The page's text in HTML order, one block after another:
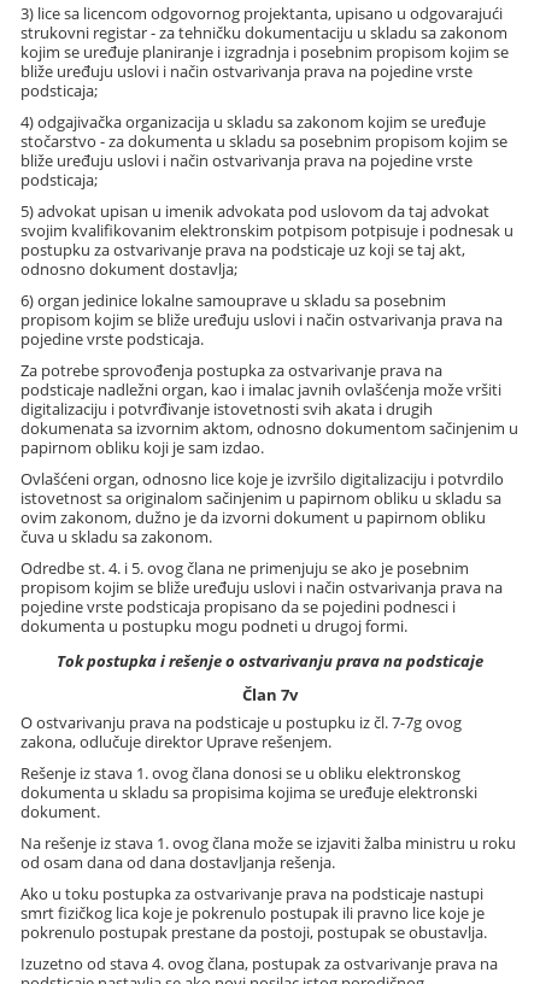
3) lice sa licencom odgovornog projektanta, upisano u odgovarajući
strukovni registar - za tehničku dokumentaciju u skladu sa zakonom
kojim se uređuje planiranje i izgradnja i posebnim propisom kojim se
bliže uređuju uslovi i način ostvarivanja prava na pojedine vrste
podsticaja;
4) odgajivačka organizacija u skladu sa zakonom kojim se uređuje
stočarstvo - za dokumenta u skladu sa posebnim propisom kojim se
bliže uređuju uslovi i način ostvarivanja prava na pojedine vrste
podsticaja;
5) advokat upisan u imenik advokata pod uslovom da taj advokat
svojim kvalifikovanim elektronskim potpisom potpisuje i podnesak u
postupku za ostvarivanje prava na podsticaje uz koji se taj akt,
odnosno dokument dostavlja;
6) organ jedinice lokalne samouprave u skladu sa posebnim
propisom kojim se bliže uređuju uslovi i način ostvarivanja prava na
pojedine vrste podsticaja.
Za potrebe sprovođenja postupka za ostvarivanje prava na
podsticaje nadležni organ, kao i imalac javnih ovlašćenja može vršiti
digitalizaciju i potvrđivanje istovetnosti svih akata i drugih
dokumenata sa izvornim aktom, odnosno dokumentom sačinjenim u
papirnom obliku koji je sam izdao.
Ovlašćeni organ, odnosno lice koje je izvršilo digitalizaciju i potvrdilo
istovetnost sa originalom sačinjenim u papirnom obliku u skladu sa
ovim zakonom, dužno je da izvorni dokument u papirnom obliku
čuva u skladu sa zakonom.
Odredbe st. 4. i 5. ovog člana ne primenjuju se ako je posebnim
propisom kojim se bliže uređuju uslovi i način ostvarivanja prava na
pojedine vrste podsticaja propisano da se pojedini podnesci i
dokumenta u postupku mogu podneti u drugoj formi.
Tok postupka i rešenje o ostvarivanju prava na podsticaje
Član 7v
O ostvarivanju prava na podsticaje u postupku iz čl. 7-7g ovog
zakona, odlučuje direktor Uprave rešenjem.
Rešenje iz stava 1. ovog člana donosi se u obliku elektronskog
dokumenta u skladu sa propisima kojima se uređuje elektronski
dokument.
Na rešenje iz stava 1. ovog člana može se izjaviti žalba ministru u roku
od osam dana od dana dostavljanja rešenja.
Ako u toku postupka za ostvarivanje prava na podsticaje nastupi
smrt fizičkog lica koje je pokrenulo postupak ili pravno lice koje je
pokrenulo postupak prestane da postoji, postupak se obustavlja.
Izuzetno od stava 4. ovog člana, postupak za ostvarivanje prava na